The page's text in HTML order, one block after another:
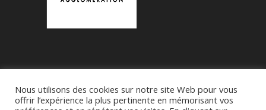
Accueil Municipalité
Le Village de Bueil
Nous utilisons des cookies sur notre site Web pour vous
offrir l’expérience la plus pertinente en mémorisant vos